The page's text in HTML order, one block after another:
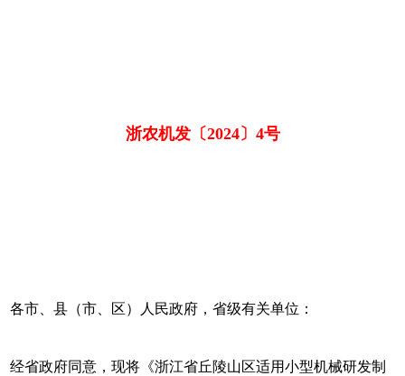
浙农机发〔2024〕4号
各市、县（市、区）人民政府，省级有关单位：
经省政府同意，现将《浙江省丘陵山区适用小型机械研发制